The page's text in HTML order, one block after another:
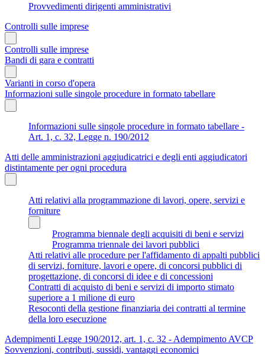
Provvedimenti dirigenti amministrativi
Controlli sulle imprese
Controlli sulle imprese
Bandi di gara e contratti
Varianti in corso d'opera
Informazioni sulle singole procedure in formato tabellare
Informazioni sulle singole procedure in formato tabellare -
Art. 1, c. 32, Legge n. 190/2012
Atti delle amministrazioni aggiudicatrici e degli enti aggiudicatori
distintamente per ogni procedura
Atti relativi alla programmazione di lavori, opere, servizi e
forniture
Programma biennale degli acquisiti di beni e servizi
Programma triennale dei lavori pubblici
Atti relativi alle procedure per l'affidamento di appalti pubblici
di servizi, forniture, lavori e opere, di concorsi pubblici di
progettazione, di concorsi di idee e di concessioni
Contratti di acquisto di beni e servizi di importo stimato
superiore a 1 milione di euro
Resoconti della gestione finanziaria dei contratti al termine
della loro esecuzione
Adempimenti Legge 190/2012, art. 1, c. 32 - Adempimento AVCP
Sovvenzioni, contributi, sussidi, vantaggi economici